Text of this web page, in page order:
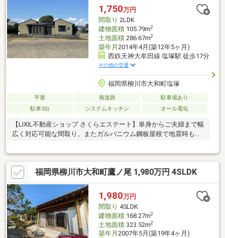
庭スペースでのガーデニングやBBQも楽しめます。落ち着いた住
環境の中で、広い空と開放感を感じながら暮らしたい方に最適な
一軒です。
1,750万円
間取り 2LDK
建物面積105.79m2
土地面積286.67m2
築年月 2014年4月(築12年5ヶ月)
西鉄天神大牟田線 塩塚駅 徒歩17分
その他の交通
福岡県柳川市大和町塩塚
平屋 南道路
駐車場あり
駐車3台
システムキッチン オール電化
【LIXIL不動産ショップ さくらエステート】単身からご夫婦まで幅
広く対応可能な間取り。またガルバニウム鋼板屋根で地震時も安
心。ぜひこの機会にご検討ください！
福岡県柳川市大和町鷹ノ尾 1,980万円 4SLDK
1,980万円
間取り 4SLDK
建物面積168.27m2
土地面積323.52m2
築年月 2007年5月(築19年4ヶ月)